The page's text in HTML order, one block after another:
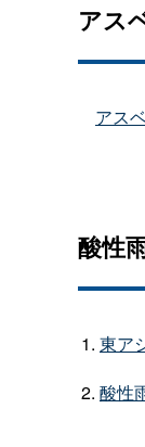
アス
アス
酸性
東ア
酸性